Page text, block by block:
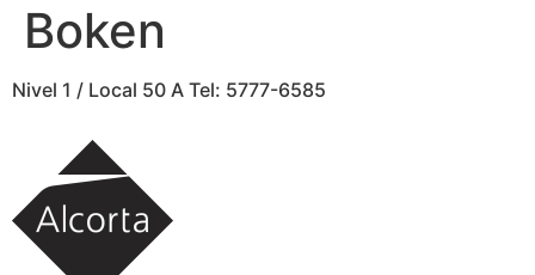
Boken
Nivel 1 / Local 50 A Tel: 5777-6585